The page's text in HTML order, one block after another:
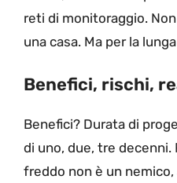
reti di monitoraggio.
una casa. Ma per la
Benefici, rischi,
Benefici? Durata di
di uno, due, tre decenni.
freddo non è un nemico,